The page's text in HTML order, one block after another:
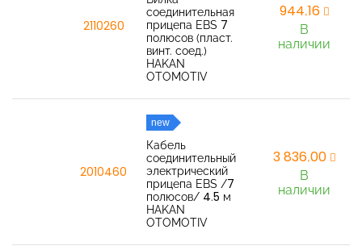
2110260
соединительная
прицепа EBS 7
полюсов (пласт.
винт. соед.)
HAKAN
OTOMOTIV
944,16
В
наличии
2010460
new
Кабель
соединительный
электрический
прицепа EBS /7
полюсов/ 4.5 м
HAKAN
OTOMOTIV
3 836,00
В
наличии